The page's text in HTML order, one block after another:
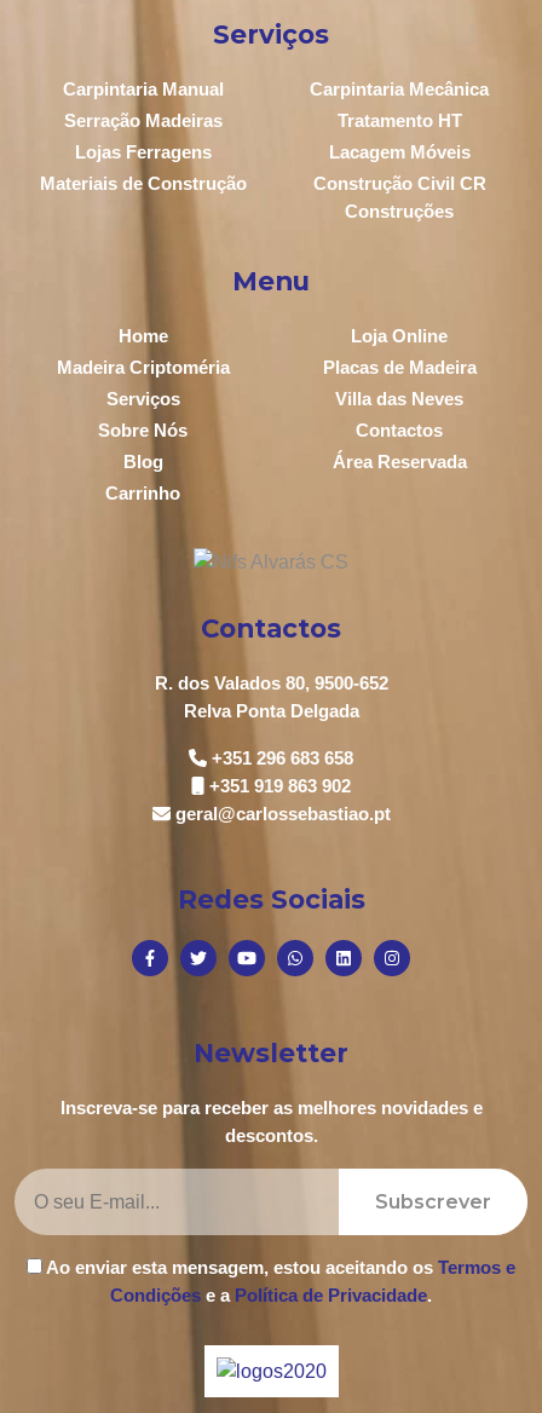
Serviços
Carpintaria Manual
Carpintaria Mecânica
Serração Madeiras
Tratamento HT
Lojas Ferragens
Lacagem Móveis
Materiais de Construção
Construção Civil CR
Construções
Menu
Home
Loja Online
Madeira Criptoméria
Placas de Madeira
Serviços
Villa das Neves
Sobre Nós
Contactos
Blog
Área Reservada
Carrinho
Contactos
R. dos Valados 80, 9500-652
Relva Ponta Delgada
+351 296 683 658
+351 919 863 902
geral@carlossebastiao.pt
Redes Sociais
Newsletter
Inscreva-se para receber as melhores novidades e
descontos.
Subscrever
Ao enviar esta mensagem, estou aceitando os Termos e
Condições e a Política de Privacidade.